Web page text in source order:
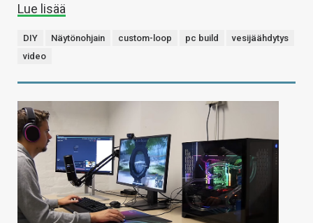
Lue lisää
DIY Näytönohjain custom-loop pc build
vesijäähdytys
video